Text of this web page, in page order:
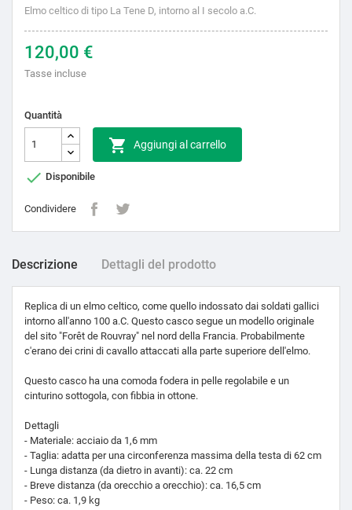
Elmo celtico di tipo La Tene D, intorno al I secolo a.C.
120,00 €
Tasse incluse
Quantità
 Aggiungi al carrello
 Disponibile
Condividere
Descrizione Dettagli del prodotto
Replica di un elmo celtico, come quello indossato dai soldati gallici
intorno all'anno 100 a.C. Questo casco segue un modello originale
del sito "Forêt de Rouvray" nel nord della Francia. Probabilmente
c'erano dei crini di cavallo attaccati alla parte superiore dell'elmo.
Questo casco ha una comoda fodera in pelle regolabile e un
cinturino sottogola, con fibbia in ottone.
Dettagli
- Materiale: acciaio da 1,6 mm
- Taglia: adatta per una circonferenza massima della testa di 62 cm
- Lunga distanza (da dietro in avanti): ca. 22 cm
- Breve distanza (da orecchio a orecchio): ca. 16,5 cm
- Peso: ca. 1,9 kg